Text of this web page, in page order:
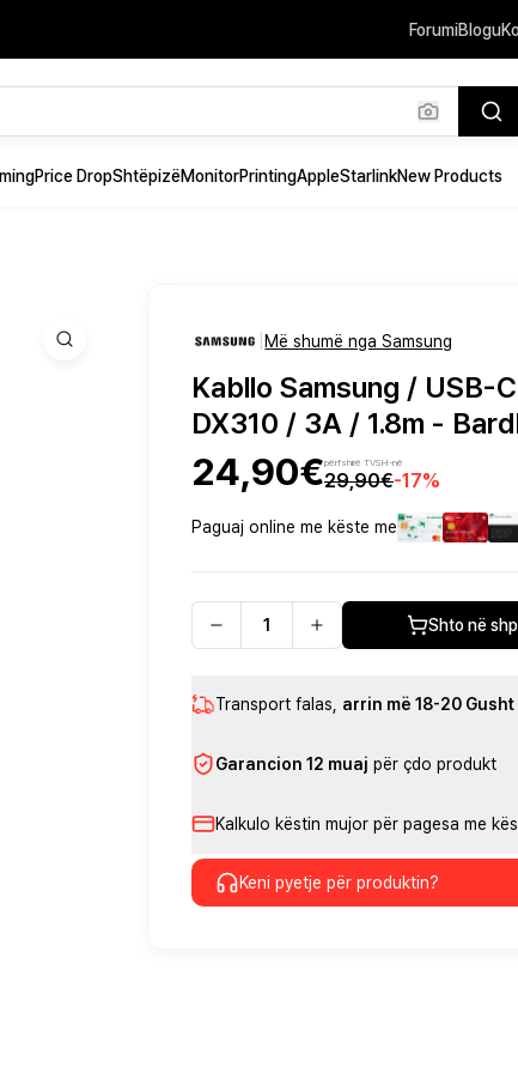
ForumiBlogu
Price DropShtëpizëMonitorPrintingAppleStarlinkNew Products
|Më shumë nga Samsung
Kabllo Samsung / USB-
DX310 / 3A / 1.8m -
24,90€përfshirë TVSH-në
29,90€-17%
Paguaj online me këste me
Shto në
Transport falas arrin më 18-20 Gusht
Garancion 12 muaj për çdo produkt
Kalkulo këstin mujor për pagesa me
Keni pyetje për produktin?